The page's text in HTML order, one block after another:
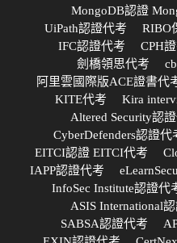
MongoDB認證
UiPath認證代考
RIBO
IFC認證代考
CPH
劍橋領思代考
阿里雲國際版ACE證書代
KITE代考
Kira
Altered Security認
CyberDefenders認證代
EITCI認證 EITCI代考
IAPP認證代考
InfoSec Institute認證代
ASIS International
SABSA認證代考